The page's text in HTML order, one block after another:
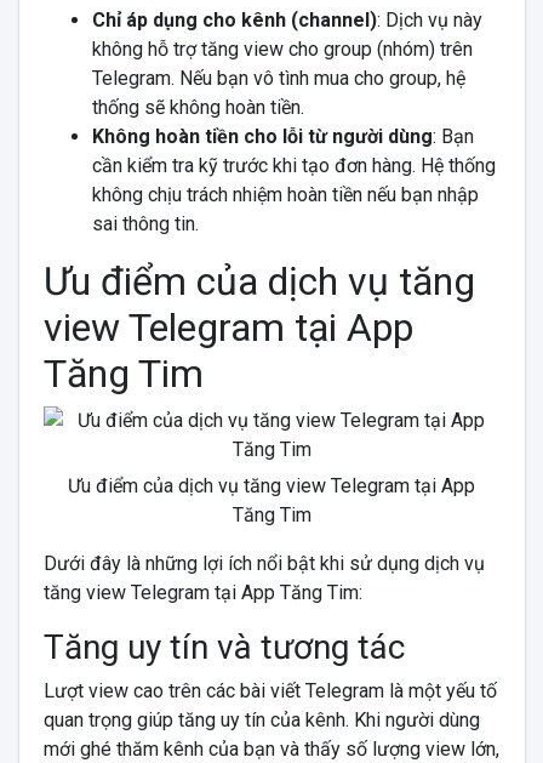
Chỉ áp dụng cho kênh (channel): Dịch vụ này
không hỗ trợ tăng view cho group (nhóm) trên
Telegram. Nếu bạn vô tình mua cho group, hệ
thống sẽ không hoàn tiền.
Không hoàn tiền cho lỗi từ người dùng: Bạn
cần kiểm tra kỹ trước khi tạo đơn hàng. Hệ thống
không chịu trách nhiệm hoàn tiền nếu bạn nhập
sai thông tin.
Ưu điểm của dịch vụ tăng
view Telegram tại App
Tăng Tim
Ưu điểm của dịch vụ tăng view Telegram tại App
Tăng Tim
Dưới đây là những lợi ích nổi bật khi sử dụng dịch vụ
tăng view Telegram tại App Tăng Tim:
Tăng uy tín và tương tác
Lượt view cao trên các bài viết Telegram là một yếu tố
quan trọng giúp tăng uy tín của kênh. Khi người dùng
mới ghé thăm kênh của bạn và thấy số lượng view lớn,